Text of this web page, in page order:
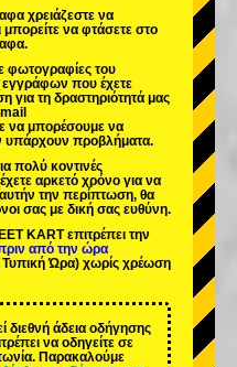
χρειάζεστε να
μπορείτε να φτάσετε στο
φωτογραφίες του
που έχετε
για τη δραστηριότητά μας
να μπορέσουμε να
υπάρχουν προβλήματα.
πολύ κοντινές
αρκετό χρόνο για να
την περίπτωση, θα
σας με δική σας ευθύνη.
KART επιτρέπει την
από την ώρα
Τυπική Ώρα) χωρίς χρέωση
διεθνή άδεια οδήγησης
να οδηγείτε σε
Παρακαλούμε